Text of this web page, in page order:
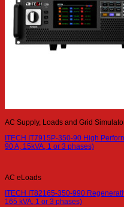
AC Supply, Loads and Grid
ITECH IT7915P-350-90 High
90 A, 15kVA, 1 or 3 phases)
AC eLoads
ITECH IT82165-350-990
165 kVA, 1 or 3 phases)